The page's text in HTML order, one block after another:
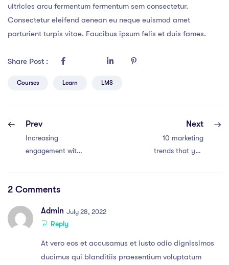
ultricies arcu fermentum fermentum sem consectetur.
Consectetur eleifend aenean eu neque euismod amet
parturient turpis vitae. Faucibus ipsum felis et duis fames.
Share Post :
Courses Learn LMS
Prev
Increasing
engagement with
Next
10 marketing
trends that you
2 Comments
Admin July 28, 2022
Reply
At vero eos et accusamus et iusto odio dignissimos
ducimus qui blanditiis praesentium voluptatum